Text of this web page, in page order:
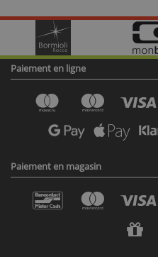
Paiement en ligne
Paiement en magasin